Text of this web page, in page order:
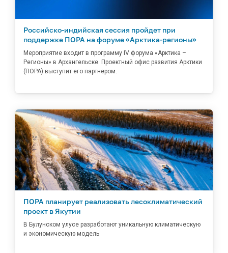
Российско-индийская сессия пройдет при
поддержке ПОРА на форуме «Арктика-регионы»
Мероприятие входит в программу IV форума «Арктика –
Регионы» в Архангельске. Проектный офис развития Арктики
(ПОРА) выступит его партнером.
ПОРА планирует реализовать лесоклиматический
проект в Якутии
В Булунском улусе разработают уникальную климатическую
и экономическую модель